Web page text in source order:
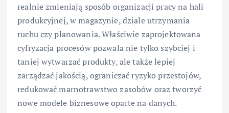
realnie zmieniają sposób organizacji pracy na hali
produkcyjnej, w magazynie, dziale utrzymania
ruchu czy planowania. Właściwie zaprojektowana
cyfryzacja procesów pozwala nie tylko szybciej i
taniej wytwarzać produkty, ale także lepiej
zarządzać jakością, ograniczać ryzyko przestojów,
redukować marnotrawstwo zasobów oraz tworzyć
nowe modele biznesowe oparte na danych.